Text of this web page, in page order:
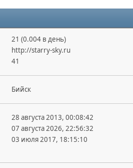
21 (0.004 в день)
http://starry-sky.ru
41
Бийск
28 августа 2013, 00:08:42
07 августа 2026, 22:56:32
03 июля 2017, 18:15:10